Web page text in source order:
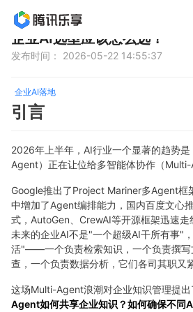
首页 新闻动态
企业AI选型应该怎么选？
发布时间： 2026-05-22 14:55:37
企业AI落地
引言
2026年上半年，AI行业一个显著的趋势
Agent）正在让位给多智能体协作（
Google推出了Project Mariner多Agent框
中增加了Agent编排能力，国内百度文心
式，AutoGen、CrewAI等开源框架迅速走
未来的企业AI不是"一个超级AI干所有事"
活"——一个负责检索知识，一个负责撰写
查，一个负责数据分析，它们各司其职又
这场Multi-Agent浪潮对企业知识管理提出
Agent如何共享企业知识？如何确保不同